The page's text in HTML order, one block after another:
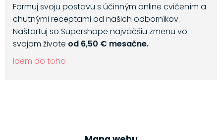
Formuj svoju postavu s účinným online cvičením a
chutnými receptami od našich odborníkov.
Naštartuj so Supershape najväčšiu zmenu vo
svojom živote od 6,50 € mesačne.
Idem do toho